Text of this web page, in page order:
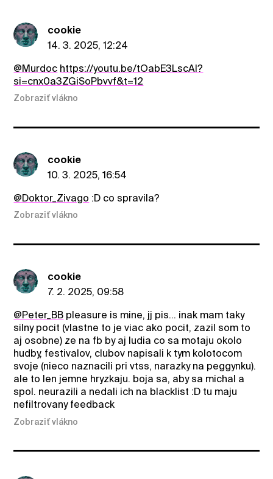
cookie
14. 3. 2025, 12:24
@Murdoc https://youtu.be/tOabE3LscAI?
si=cnx0a3ZGiSoPbvvf&t=12
Zobraziť vlákno
cookie
10. 3. 2025, 16:54
@Doktor_Zivago :D co spravila?
Zobraziť vlákno
cookie
7. 2. 2025, 09:58
@Peter_BB pleasure is mine, jj pis... inak mam taky
silny pocit (vlastne to je viac ako pocit, zazil som to
aj osobne) ze na fb by aj ludia co sa motaju okolo
hudby, festivalov, clubov napisali k tym kolotocom
svoje (nieco naznacili pri vtss, narazky na peggynku).
ale to len jemne hryzkaju. boja sa, aby sa michal a
spol. neurazili a nedali ich na blacklist :D tu maju
nefiltrovany feedback
Zobraziť vlákno